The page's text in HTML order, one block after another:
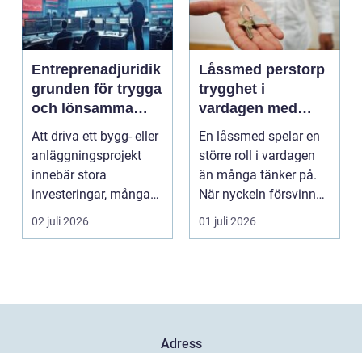
Entreprenadjuridik
grunden för trygga
och lönsamma
byggprojekt
Att driva ett bygg- eller
anläggningsprojekt
innebär stora
investeringar, många
aktörer och ofta tuf...
02 juli 2026
Låssmed perstorp
trygghet i
vardagen med
moderna lås och
säkerhet
En låssmed spelar en
större roll i vardagen
än många tänker på.
När nyckeln försvinner,
dörren kärva...
01 juli 2026
Adress